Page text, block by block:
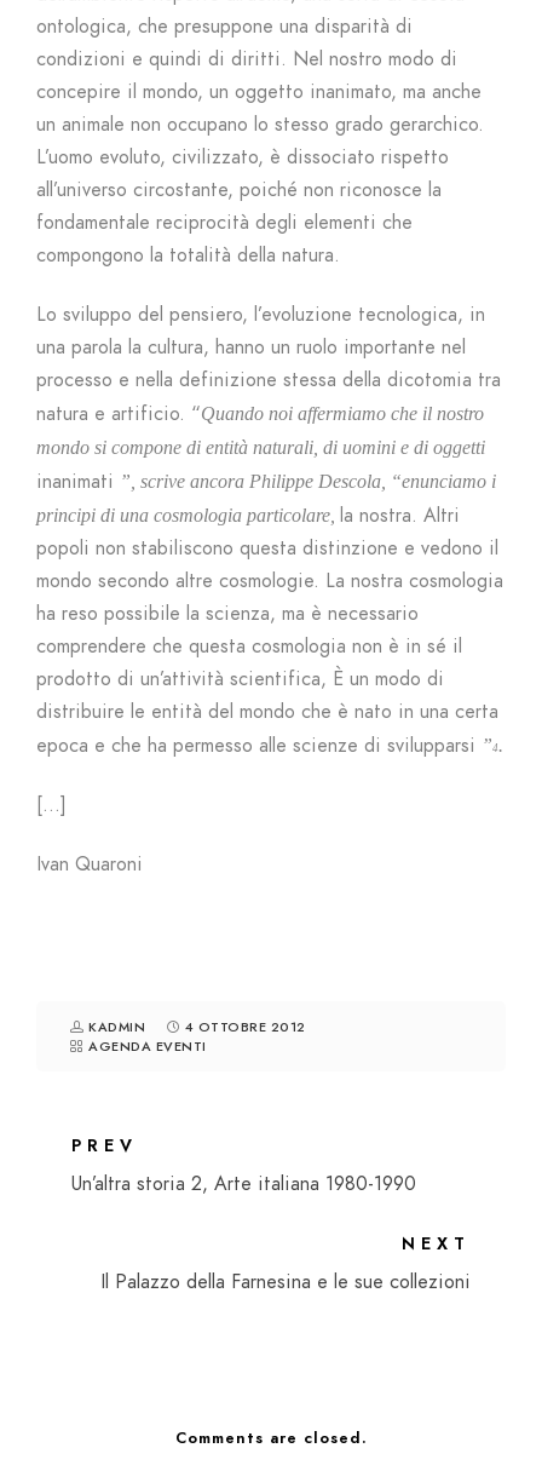
ontologica, che presuppone una disparità di
condizioni e quindi di diritti. Nel nostro modo di
concepire il mondo, un oggetto inanimato, ma anche
un animale non occupano lo stesso grado gerarchico.
L’uomo evoluto, civilizzato, è dissociato rispetto
all’universo circostante, poiché non riconosce la
fondamentale reciprocità degli elementi che
compongono la totalità della natura.
Lo sviluppo del pensiero, l’evoluzione tecnologica, in
una parola la cultura, hanno un ruolo importante nel
processo e nella definizione stessa della dicotomia tra
natura e artificio. “Quando noi affermiamo che il nostro
mondo si compone di entità naturali, di uomini e di oggetti
inanimati ”, scrive ancora Philippe Descola, “enunciamo i
principi di una cosmologia particolare, la nostra. Altri
popoli non stabiliscono questa distinzione e vedono il
mondo secondo altre cosmologie. La nostra cosmologia
ha reso possibile la scienza, ma è necessario
comprendere che questa cosmologia non è in sé il
prodotto di un’attività scientifica, È un modo di
distribuire le entità del mondo che è nato in una certa
epoca e che ha permesso alle scienze di svilupparsi ”4 .
[…]
Ivan Quaroni
KADMIN
4 OTTOBRE 2012
AGENDA EVENTI
PREV
Un’altra storia 2, Arte italiana 1980-1990
NEXT
Il Palazzo della Farnesina e le sue collezioni
Comments are closed.